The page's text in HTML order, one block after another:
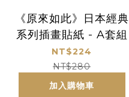
《原來如此》日本經典
系列插畫貼紙 - A套組
NT$224
NT$280
加入購物車